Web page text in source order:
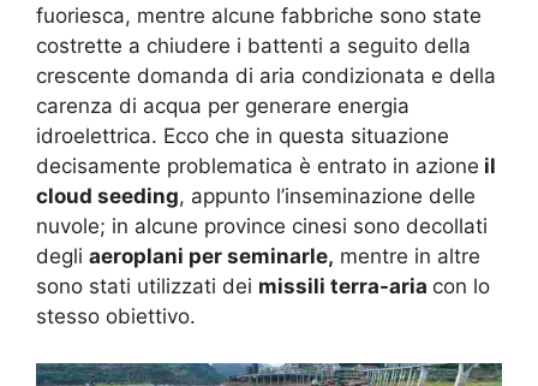
fuoriesca, mentre alcune fabbriche sono state
costrette a chiudere i battenti a seguito della
crescente domanda di aria condizionata e della
carenza di acqua per generare energia
idroelettrica. Ecco che in questa situazione
decisamente problematica è entrato in azione il
cloud seeding, appunto l’inseminazione delle
nuvole; in alcune province cinesi sono decollati
degli aeroplani per seminarle, mentre in altre
sono stati utilizzati dei missili terra-aria con lo
stesso obiettivo.